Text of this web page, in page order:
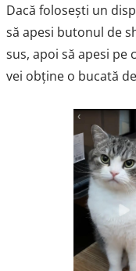
Dacă folosești un
să apesi butonul de
sus, apoi să apesi pe
vei obține o bucată